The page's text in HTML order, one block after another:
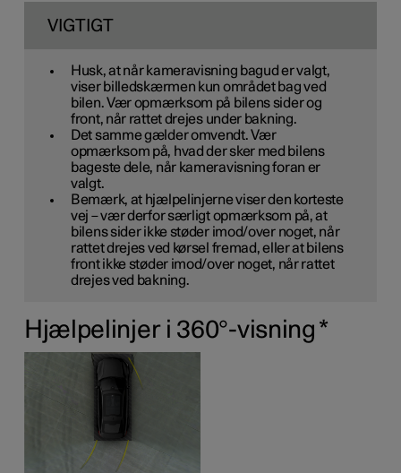
VIGTIGT
Husk, at når kameravisning bagud er valgt,
viser billedskærmen kun området bag ved
bilen. Vær opmærksom på bilens sider og
front, når rattet drejes under bakning.
Det samme gælder omvendt. Vær
opmærksom på, hvad der sker med bilens
bageste dele, når kameravisning foran er
valgt.
Bemærk, at hjælpelinjerne viser den korteste
vej – vær derfor særligt opmærksom på, at
bilens sider ikke støder imod/over noget, når
rattet drejes ved kørsel fremad, eller at bilens
front ikke støder imod/over noget, når rattet
drejes ved bakning.
Hjælpelinjer i 360°-visning *